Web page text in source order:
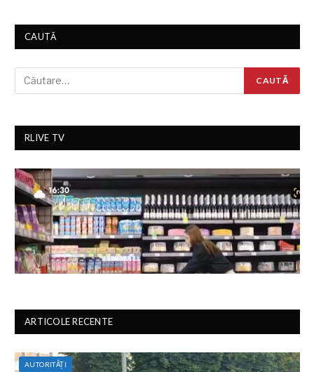
CAUTĂ
RLIVE TV
ARTICOLE RECENTE
AUTORITĂȚI